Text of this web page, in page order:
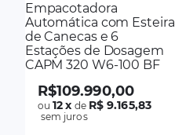
Empacotadora
Automática com Esteira
de Canecas e 6
Estações de Dosagem
CAPM 320 W6-100 BF
R$109.990,00
ou12x de R$ 9.165,83
sem juros